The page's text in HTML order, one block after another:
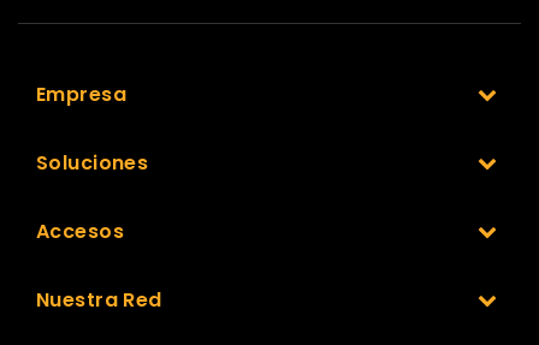
Empresa
Soluciones
Accesos
Nuestra Red